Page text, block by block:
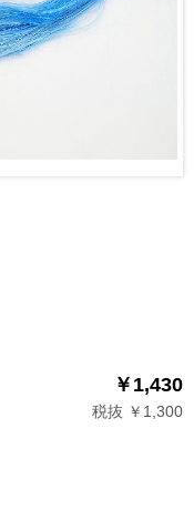
￥1,430
税抜 ￥1,300